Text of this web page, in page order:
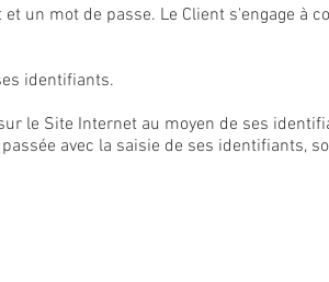
un mot de passe. Le Client s'engage à
identifiants.
le Site Internet au moyen de ses
avec la saisie de ses identifiants,